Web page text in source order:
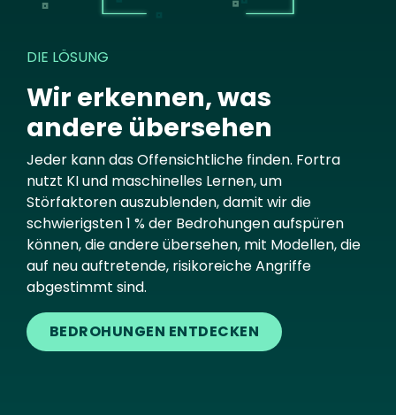
DIE LÖSUNG
Wir erkennen, was
andere übersehen
Jeder kann das Offensichtliche finden. Fortra
nutzt KI und maschinelles Lernen, um
Störfaktoren auszublenden, damit wir die
schwierigsten 1 % der Bedrohungen aufspüren
können, die andere übersehen, mit Modellen, die
auf neu auftretende, risikoreiche Angriffe
abgestimmt sind.
BEDROHUNGEN ENTDECKEN